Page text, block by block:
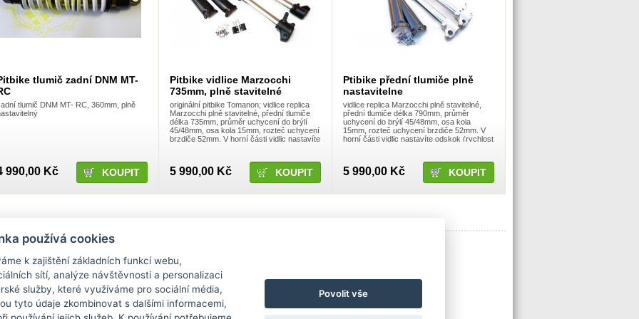
tlumič zadní DNM MT-
tlumič DNM MT- RC, 360mm, plně
990,00 Kč
Pitbike vidlice Marzocchi
735mm, plně stavitelné
originální pitbike Tomanon; vidlice replica
Marzocchi plně stavitelné, přední tlumiče
délka 735mm, průměr uchycení do brýlí
45/48mm, osa kola 15mm, rozteč uchycení
brzdiče 52mm. V horní části vidlic nastavíte
5 990,00 Kč
Ptibike přední tlumiče plně
nastavitelne
vidlice replica Marzocchi plně stavitelné,
přední tlumiče délka 790mm, průměr
uchycení do brýlí 45/48mm, osa kola
15mm, rozteč uchycení brzdiče 52mm. V
horní části vidlic nastavíte odskok (rychlost
5 990,00 Kč
Informace
Novinky / články
Kontakt
Doprava a platba
Obchodní podmínky
Ochrana osobních údajů
Reklamace
používá cookies
k zajištění základních funkcí webu,
sítí, analýze návštěvnosti a personalizaci
služby, které využíváme pro sociální média,
tyto údaje zkombinovat s dalšími informacemi,
Povolit vše